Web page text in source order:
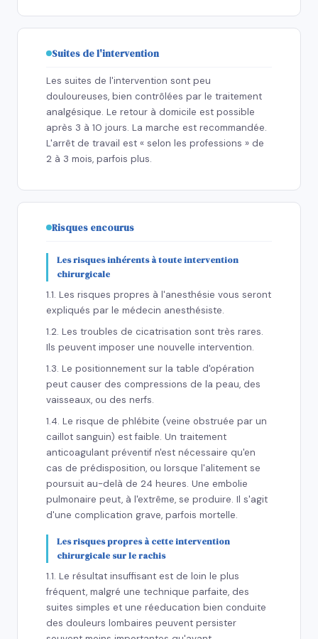
Suites de l'intervention
Les suites de l'intervention sont peu
douloureuses, bien contrôlées par le traitement
analgésique. Le retour à domicile est possible
après 3 à 10 jours. La marche est recommandée.
L'arrêt de travail est « selon les professions » de
2 à 3 mois, parfois plus.
Risques encourus
Les risques inhérents à toute intervention
chirurgicale
1.1. Les risques propres à l'anesthésie vous seront
expliqués par le médecin anesthésiste.
1.2. Les troubles de cicatrisation sont très rares.
Ils peuvent imposer une nouvelle intervention.
1.3. Le positionnement sur la table d'opération
peut causer des compressions de la peau, des
vaisseaux, ou des nerfs.
1.4. Le risque de phlébite (veine obstruée par un
caillot sanguin) est faible. Un traitement
anticoagulant préventif n'est nécessaire qu'en
cas de prédisposition, ou lorsque l'alitement se
poursuit au-delà de 24 heures. Une embolie
pulmonaire peut, à l'extrême, se produire. Il s'agit
d'une complication grave, parfois mortelle.
Les risques propres à cette intervention
chirurgicale sur le rachis
1.1. Le résultat insuffisant est de loin le plus
fréquent, malgré une technique parfaite, des
suites simples et une réeducation bien conduite
des douleurs lombaires peuvent persister